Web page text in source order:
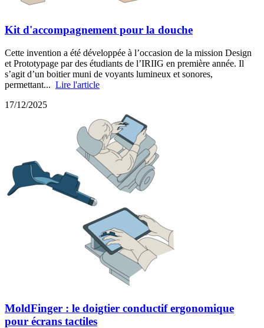
Kit d'accompagnement pour la douche
Cette invention a été développée à l’occasion de la mission Design
et Prototypage par des étudiants de l’IRIIG en première année. Il
s’agit d’un boitier muni de voyants lumineux et sonores,
permettant... Lire l'article
17/12/2025
MoldFinger : le doigtier conductif ergonomique
pour écrans tactiles